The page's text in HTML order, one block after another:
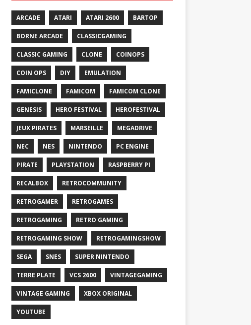
ARCADE ATARI ATARI 2600 BARTOP
BORNE ARCADE CLASSICGAMING
CLASSIC GAMING CLONE COINOPS
COIN OPS DIY EMULATION
FAMICLONE FAMICOM FAMICOM CLONE
GENESIS HERO FESTIVAL HEROFESTIVAL
JEUX PIRATES MARSEILLE MEGADRIVE
NEC NES NINTENDO PC ENGINE
PIRATE PLAYSTATION RASPBERRY PI
RECALBOX RETROCOMMUNITY
RETROGAMER RETROGAMES
RETROGAMING RETRO GAMING
RETROGAMING SHOW RETROGAMINGSHOW
SEGA SNES SUPER NINTENDO
TERRE PLATE VCS 2600 VINTAGEGAMING
VINTAGE GAMING XBOX ORIGINAL
YOUTUBE